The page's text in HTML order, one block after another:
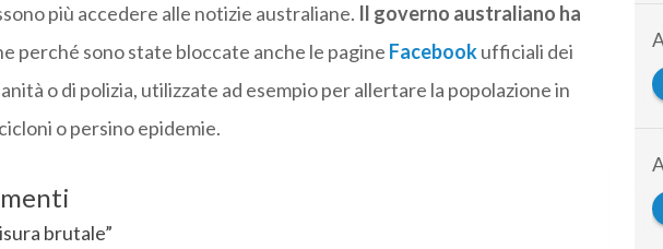
più accedere alle notizie australiane. Il governo australiano ha
perché sono state bloccate anche le pagine Facebookufficiali dei
o di polizia, utilizzate ad esempio per allertare la popolazione in
o persino epidemie.
brutale”